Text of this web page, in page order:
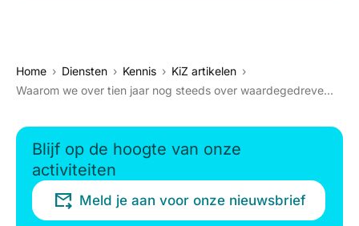
Home Diensten Kennis
KiZ artikelen
Waarom we over tien jaar nog steeds over waardegedreven zorg praten
Blijf op de hoogte van onze
activiteiten
Meld je aan voor onze nieuwsbrief